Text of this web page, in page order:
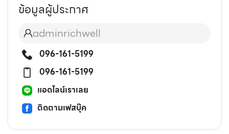
ข้อมูลผู้ประกาศ
adminrichwell
096-161-5199
096-161-5199
แอดไลน์เราเลย
ติดตามเฟสบุ๊ค